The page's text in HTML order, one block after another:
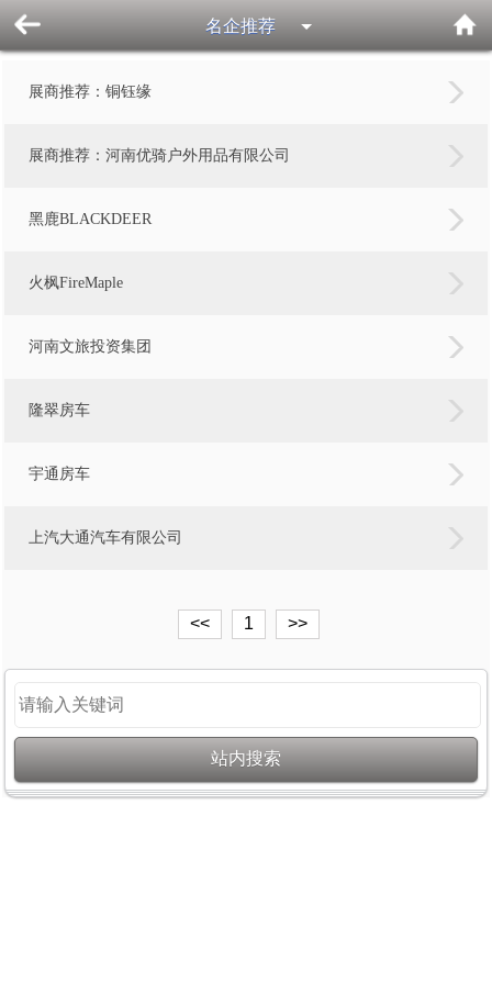
名企推荐
展商推荐：铜钰缘
展商推荐：河南优骑户外用品有限公司
黑鹿BLACKDEER
火枫FireMaple
河南文旅投资集团
隆翠房车
宇通房车
上汽大通汽车有限公司
<< 1 >>